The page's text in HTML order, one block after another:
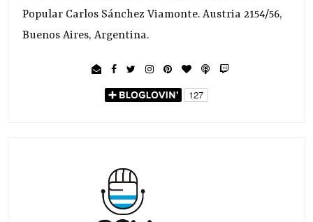
Popular Carlos Sánchez Viamonte. Austria 2154/56,
Buenos Aires, Argentina.